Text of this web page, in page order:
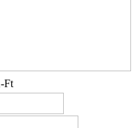
Ft